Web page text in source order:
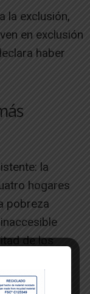
la exclusión,
en exclusión
haber
la
hogares
pobreza
de los
afecta con
también